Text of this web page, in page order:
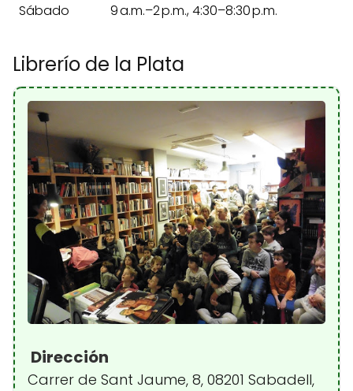
Sábado
9 a.m.–2 p.m., 4:30–8:30 p.m.
Librerío de la Plata
Dirección
Carrer de Sant Jaume, 8, 08201 Sabadell,